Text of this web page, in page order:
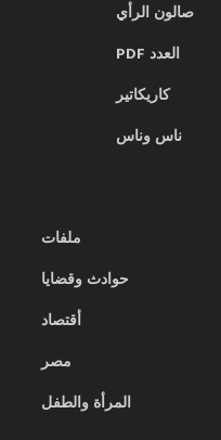
صالون الرأي
العدد PDF
كاريكاتير
ناس وناس
ملفات
حوادث وقضايا
أقتصاد
مصر
المرأة والطفل